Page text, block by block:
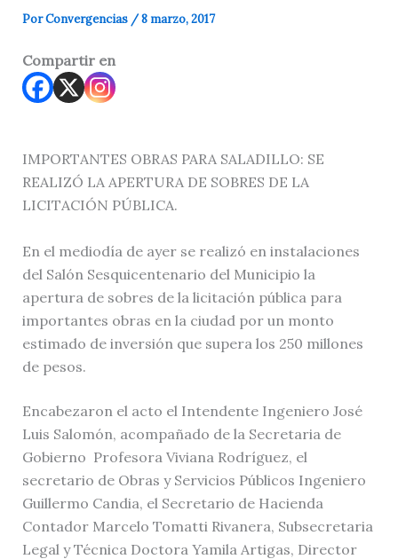
PorConvergencias /8 marzo, 2017
Compartir en
IMPORTANTES OBRAS PARA SALADILLO: SE
REALIZÓ LA APERTURA DE SOBRES DE LA
LICITACIÓN PÚBLICA.
En el mediodía de ayer se realizó en instalaciones
del Salón Sesquicentenario del Municipio la
apertura de sobres de la licitación pública para
importantes obras en la ciudad por un monto
estimado de inversión que supera los 250 millones
de pesos.
Encabezaron el acto el Intendente Ingeniero José
Luis Salomón, acompañado de la Secretaria de
Gobierno Profesora Viviana Rodríguez, el
secretario de Obras y Servicios Públicos Ingeniero
Guillermo Candia, el Secretario de Hacienda
Contador Marcelo Tomatti Rivanera, Subsecretaria
Legal y Técnica Doctora Yamila Artigas, Director